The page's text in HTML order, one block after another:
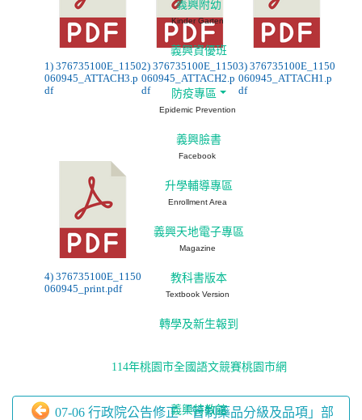
1) 376735100E_1150
060945_ATTACH3.p
df
2) 376735100E_1150
060945_ATTACH2.p
df
3) 376735100E_1150
060945_ATTACH1.p
df
4) 376735100E_1150
060945_print.pdf
07-06 行政院公告修正「管制藥品分級及品項」部
義興附幼
Kinder Garten
義興資優班
防疫專區
Epidemic Prevention
義興臉書
Facebook
升學輔導專區
Enrollment Area
義興天地電子專區
Magazine
教科書版本
Textbook Version
轉學及新生報到
114年桃園市全國語文競賽桃園市網
義興特教館